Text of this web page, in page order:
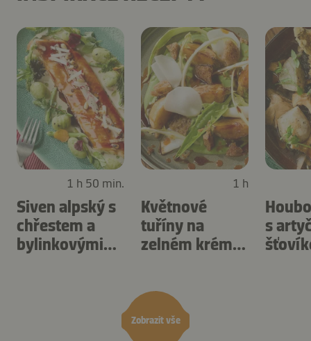
Zobrazit vše
1 h 50 min.
Siven alpský s
chřestem a
bylinkovými
1 h
Květnové
tuříny na
zelném krému
s